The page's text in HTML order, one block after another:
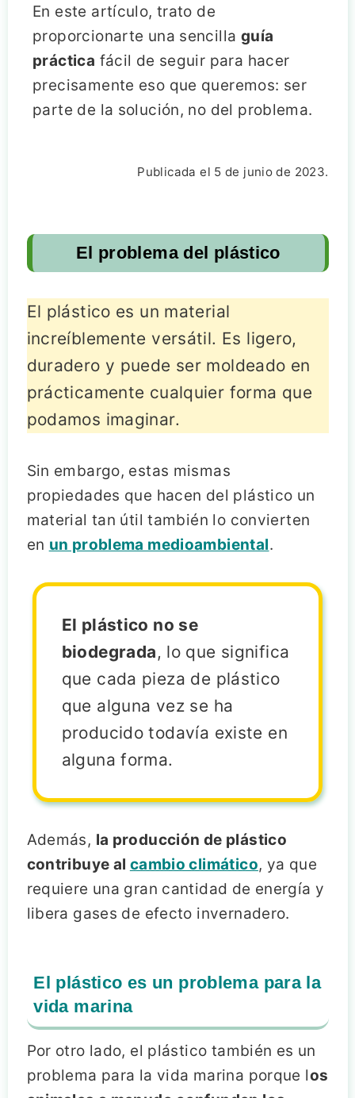
En este artículo, trato de
proporcionarte una sencilla guía
práctica fácil de seguir para hacer
precisamente eso que queremos: ser
parte de la solución, no del problema.
Publicada el 5 de junio de 2023.
El problema del plástico
El plástico es un material
increíblemente versátil. Es ligero,
duradero y puede ser moldeado en
prácticamente cualquier forma que
podamos imaginar.
Sin embargo, estas mismas
propiedades que hacen del plástico un
material tan útil también lo convierten
en un problema medioambiental.
El plástico no se
biodegrada, lo que significa
que cada pieza de plástico
que alguna vez se ha
producido todavía existe en
alguna forma.
Además, la producción de plástico
contribuye al cambio climático, ya que
requiere una gran cantidad de energía y
libera gases de efecto invernadero.
El plástico es un problema para la
vida marina
Por otro lado, el plástico también es un
problema para la vida marina porque los